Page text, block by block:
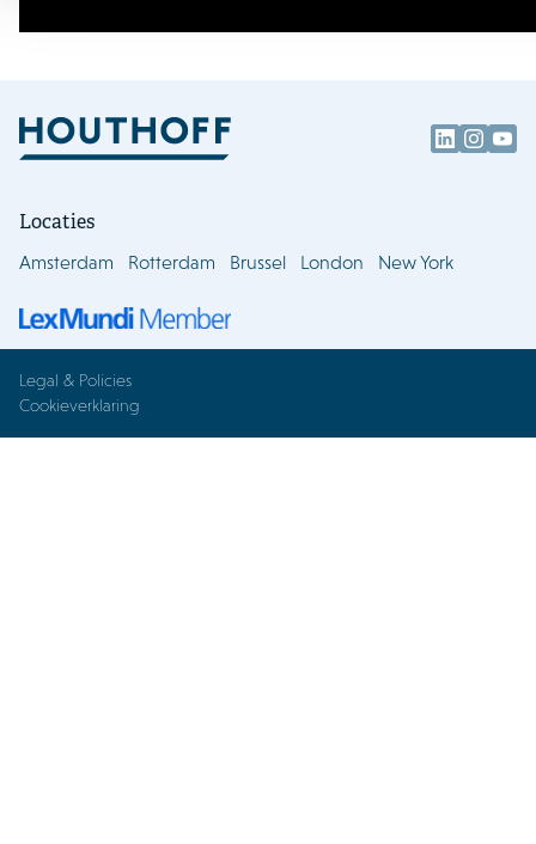
Locaties
Amsterdam Rotterdam Brussel London New York
Legal & Policies
Cookieverklaring